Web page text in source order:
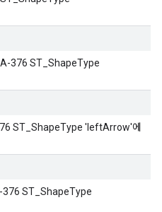
376 ST_ShapeType
ST_ShapeType 'leftArrow'에
376 ST_ShapeType